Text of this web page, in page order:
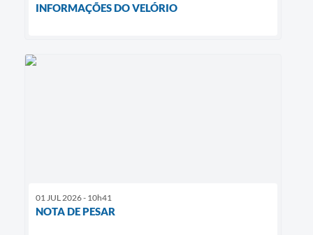
INFORMAÇÕES DO VELÓRIO
01 JUL 2026 - 10h41
NOTA DE PESAR